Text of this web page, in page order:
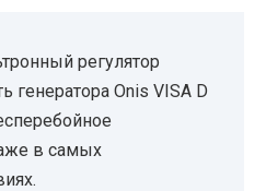
регулятор
генератора Onis VISA D
в самых